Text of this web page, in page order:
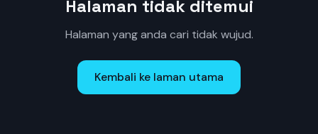
Halaman tidak ditemui
Halaman yang anda cari tidak wujud.
Kembali ke laman utama